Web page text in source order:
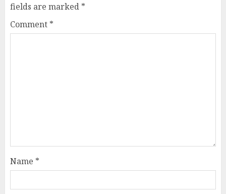
fields are marked *
Comment *
Name *